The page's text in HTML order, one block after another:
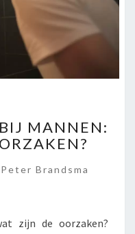
MANNEN:
Peter Brandsma
zijn de oorzaken?